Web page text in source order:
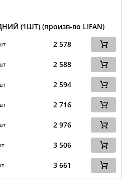
(1ШТ) (произв-во LIFAN)
2 578
2 588
2 594
2 716
2 976
3 506
3 661